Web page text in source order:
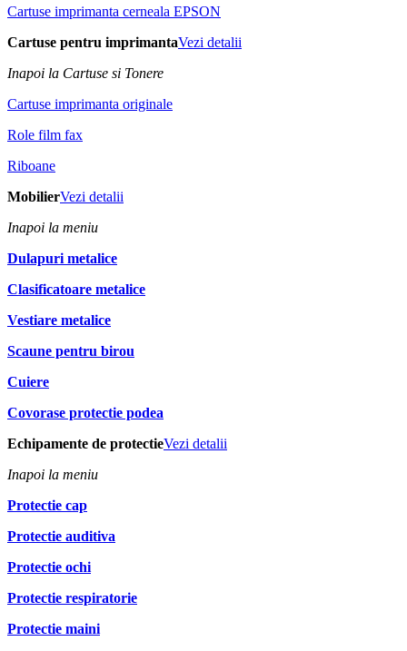
Cartuse imprimanta cerneala EPSON
Cartuse pentru imprimantaVezi detalii
Inapoi la Cartuse si Tonere
Cartuse imprimanta originale
Role film fax
Riboane
MobilierVezi detalii
Inapoi la meniu
Dulapuri metalice
Clasificatoare metalice
Vestiare metalice
Scaune pentru birou
Cuiere
Covorase protectie podea
Echipamente de protectieVezi detalii
Inapoi la meniu
Protectie cap
Protectie auditiva
Protectie ochi
Protectie respiratorie
Protectie maini